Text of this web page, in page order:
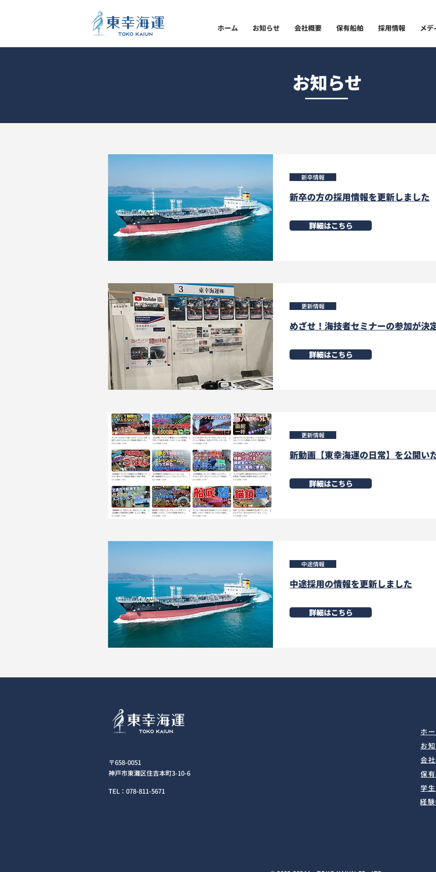
ホーム お知らせ 会社概要 保有船舶 採用情報 メデ
お知らせ
新卒情報
新卒の方の採用情報を更新しました
詳細はこちら
更新情報
めざせ！海技者セミナーの参加が決
詳細はこちら
更新情報
新動画【東幸海運の日常】を公開い
詳細はこちら
中途情報
中途採用の情報を更新しました
詳細はこちら
〒658-0051
神戸市東灘区住吉本町3-10-6
TEL：078-811-5671
ホ
お
会
保
学
経